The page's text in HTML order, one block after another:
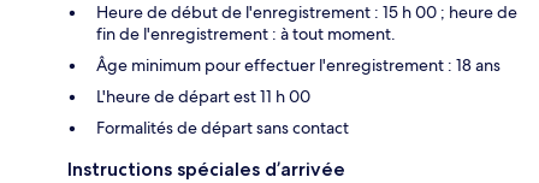
Heure de début de l'enregistrement : 15 h 00 ; heure de
fin de l'enregistrement : à tout moment.
Âge minimum pour effectuer l'enregistrement : 18 ans
L'heure de départ est 11 h 00
Formalités de départ sans contact
Instructions spéciales d’arrivée